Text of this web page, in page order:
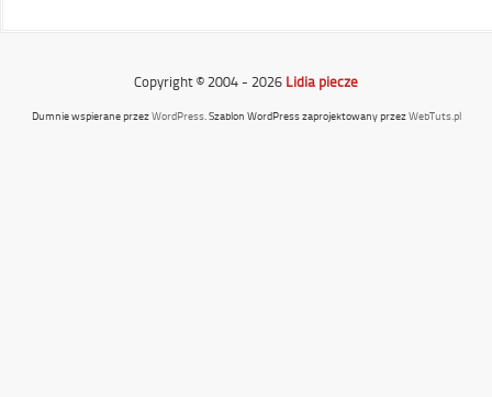
Copyright © 2004 - 2026 Lidia piecze
Dumnie wspierane przezWordPress. Szablon WordPress zaprojektowany przezWebTuts.pl